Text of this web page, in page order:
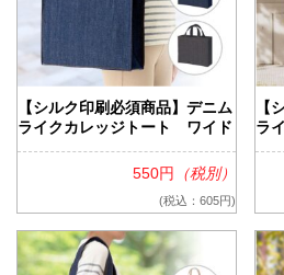
【シルク印刷必須商品】デニム
ライクカレッジトート ワイド
550円 （税別）
(税込：605円)
【
ラ